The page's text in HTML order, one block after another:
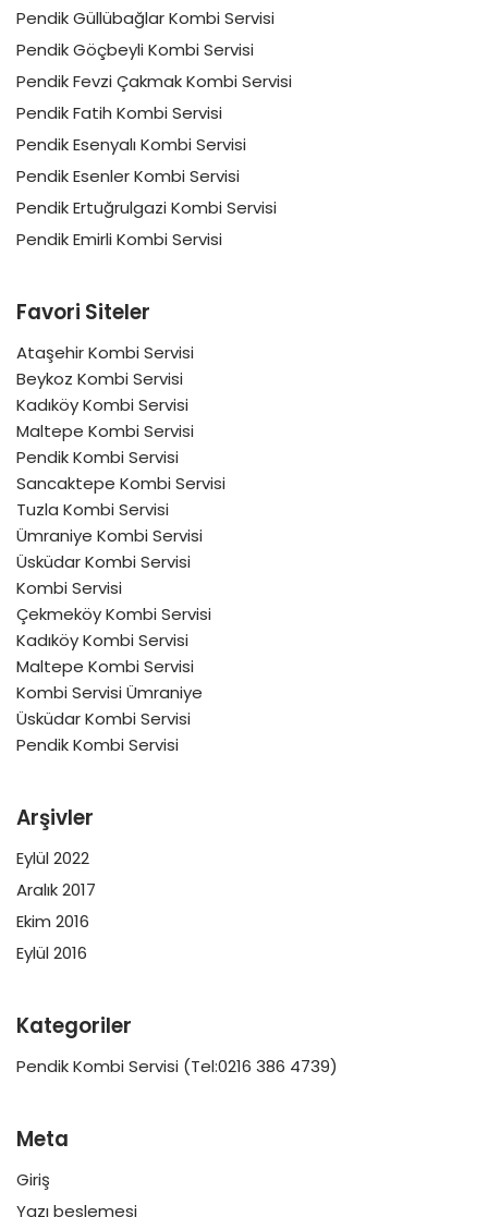
Pendik Güllübağlar Kombi Servisi
Pendik Göçbeyli Kombi Servisi
Pendik Fevzi Çakmak Kombi Servisi
Pendik Fatih Kombi Servisi
Pendik Esenyalı Kombi Servisi
Pendik Esenler Kombi Servisi
Pendik Ertuğrulgazi Kombi Servisi
Pendik Emirli Kombi Servisi
Favori Siteler
Ataşehir Kombi Servisi
Beykoz Kombi Servisi
Kadıköy Kombi Servisi
Maltepe Kombi Servisi
Pendik Kombi Servisi
Sancaktepe Kombi Servisi
Tuzla Kombi Servisi
Ümraniye Kombi Servisi
Üsküdar Kombi Servisi
Kombi Servisi
Çekmeköy Kombi Servisi
Kadıköy Kombi Servisi
Maltepe Kombi Servisi
Kombi Servisi Ümraniye
Üsküdar Kombi Servisi
Pendik Kombi Servisi
Arşivler
Eylül 2022
Aralık 2017
Ekim 2016
Eylül 2016
Kategoriler
Pendik Kombi Servisi (Tel:0216 386 4739)
Meta
Giriş
Yazı beslemesi